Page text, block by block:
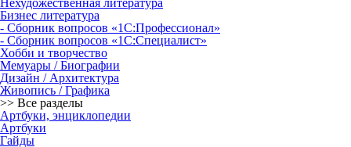
Нехудожественная литература
Бизнес литература
- Сборник вопросов «1С:Профессионал»
- Сборник вопросов «1С:Специалист»
Хобби и творчество
Мемуары / Биографии
Дизайн / Архитектура
Живопись / Графика
>> Все разделы
Артбуки, энциклопедии
Артбуки
Гайды